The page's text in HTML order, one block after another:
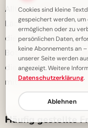
Alltags. Mögen sie
Lächeln ins Gesicht
dieses Wochentages
Botschaften der
die digitalen Kanäle
mit ihrem warmen
Häufig gestellte
Cookies sind kleine
gespeichert werden, um
ermöglichen oder zu
persönlichen Daten,
keine Abonnements an
unserer Seite werden
angezeigt. Weitere
Datenschutzerklärung.
Ablehnen